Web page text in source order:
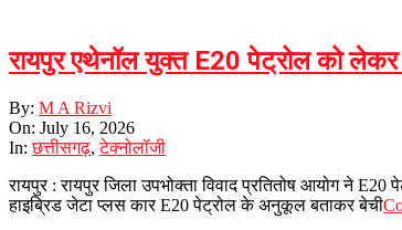
रायपुर एथेनॉल युक्त E20 पेट्रोल को
2026-
07-
16
By: M A Rizvi
On: July 16, 2026
In: छत्तीसगढ़,टेक्नोलॉजी
रायपुर : रायपुर जिला उपभोक्ता विवाद प्रतितोष आयोग ने
हाइब्रिड जेटा प्लस कार E20 पेट्रोल के अनुकूल बताकर बेची